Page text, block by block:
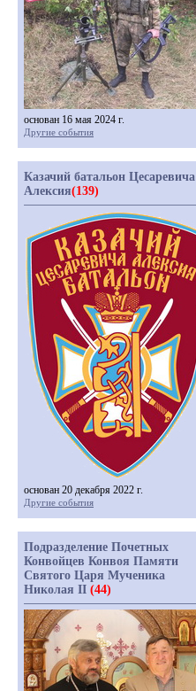
основан 16 мая 2024 г.
Другие события
Казачий батальон Цесаревича
Алексия(139)
основан 20 декабря 2022 г.
Другие события
Подразделение Почетных
Конвойцев Конвоя Памяти
Святого Царя Мученика
Николая II (44)